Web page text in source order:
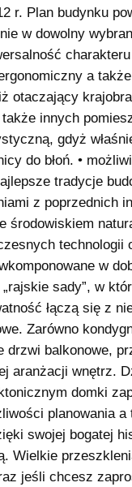
r. Plan budynku
w dowolny
a
otaczający
innych
gdyż
do błoń. •
tradycje
z poprzednich
środowiskiem
technologii
w
sady”, w
łączą się z
Zarówno
drzwi balkonowe,
aranżacji wnętrz.
domki
planowania a
swojej bogatej
Wielkie
jeśli chcesz